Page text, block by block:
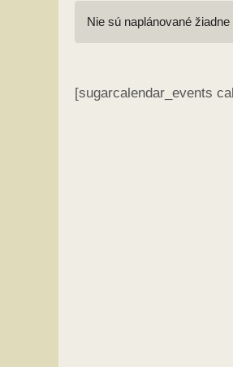
Nie sú naplánované
[sugarcalendar_events